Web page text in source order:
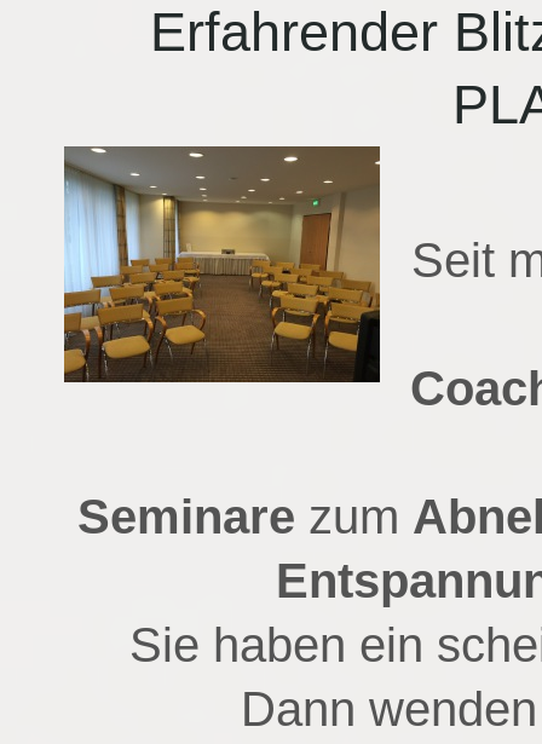
Erfahrender
Seit
Seminare zum
Sie haben ein
Dann